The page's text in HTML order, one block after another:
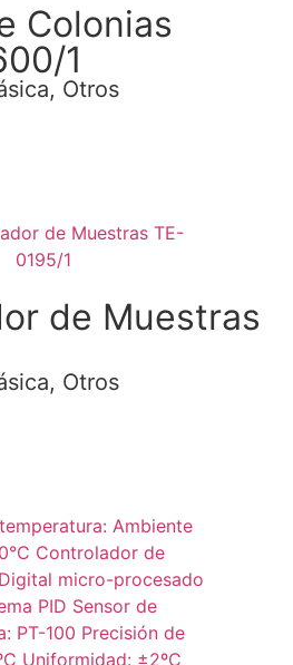
Colonias
1
, Otros
de Muestras
, Otros